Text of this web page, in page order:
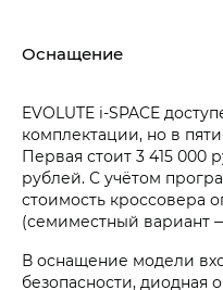
Оснащение
EVOLUTE i‑SPACE
комплектации, но в
Первая стоит 3 415 000
рублей. С учётом
стоимость кроссовера
(семиместный вариант
В оснащение модели
безопасности, диодная